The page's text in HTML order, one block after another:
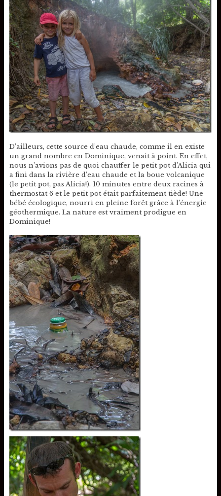
D’ailleurs, cette source d’eau chaude, comme il en existe
un grand nombre en Dominique, venait à point. En effet,
nous n’avions pas de quoi chauffer le petit pot d’Alicia qui
a fini dans la rivière d’eau chaude et la boue volcanique
(le petit pot, pas Alicia!). 10 minutes entre deux racines à
thermostat 6 et le petit pot était parfaitement tiède! Une
bébé écologique, nourri en pleine forêt grâce à l’énergie
géothermique. La nature est vraiment prodigue en
Dominique!